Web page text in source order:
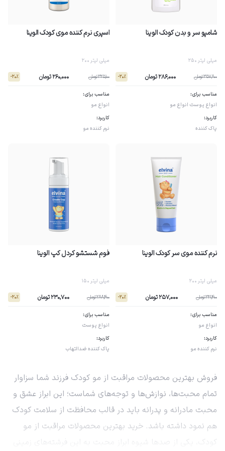
شامپو سر و بدن کودک الوینا
250 میلی لیتر
357,800 تومان 286,000 تومان - 20٪
مناسب برای:
انواع پوست انواع مو
کاربرد:
پاک کننده
اسپری نرم کننده موی کودک الوینا
200 میلی لیتر
325,100 تومان 260,000 تومان - 20٪
مناسب برای:
انواع مو
کاربرد:
نرم کننده مو
نرم کننده موی سر کودک الوینا
200 میلی لیتر
321,400 تومان 257,000 تومان - 20٪
مناسب برای:
انواع مو
کاربرد:
نرم کننده مو
فوم شستشو کردل کپ الوینا
150 میلی لیتر
288,400 تومان 230,700 تومان - 20٪
مناسب برای:
انواع پوست
کاربرد:
پاک کننده ضدالتهاب
فروش بهترین محصولات مراقبت از مو کودک فرزند شما سزاوار
تمام محبت‌ها، نوازش‌ها و توجه‌های شماست؛ این ابراز عشق و
محبت مادرانه و پدرانه باید در قالب محافظت از سلامت کودک
هم نمود داشته باشد. خرید بهترین محصولات مراقبت از مو